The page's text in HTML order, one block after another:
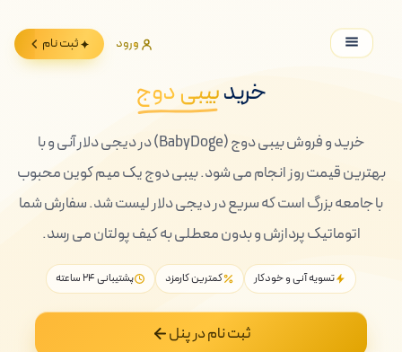
ورود ثبت نام
خریدبیبی دوج
خرید و فروش بیبی دوج (BabyDoge) در دیجی دلار آنی و با
بهترین قیمت روز انجام می شود. بیبی دوج یک میم کوین محبوب
با جامعه بزرگ است که سریع در دیجی دلار لیست شد. سفارش شما
اتوماتیک پردازش و بدون معطلی به کیف پولتان می رسد.
تسویه آنی و خودکار کمترین کارمزد پشتیبانی ۲۴ ساعته
ثبت نام در پنل